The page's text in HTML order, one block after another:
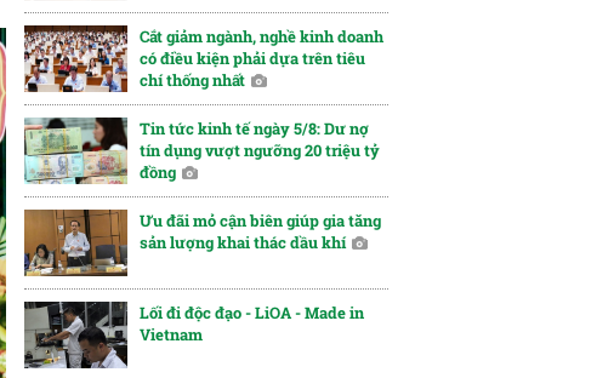
Cắt giảm ngành, nghề kinh doanh
có điều kiện phải dựa trên tiêu
chí thống nhất
Tin tức kinh tế ngày 5/8: Dư nợ
tín dụng vượt ngưỡng 20 triệu tỷ
đồng
Ưu đãi mỏ cận biên giúp gia tăng
sản lượng khai thác dầu khí
Lối đi độc đạo - LiOA - Made in
Vietnam